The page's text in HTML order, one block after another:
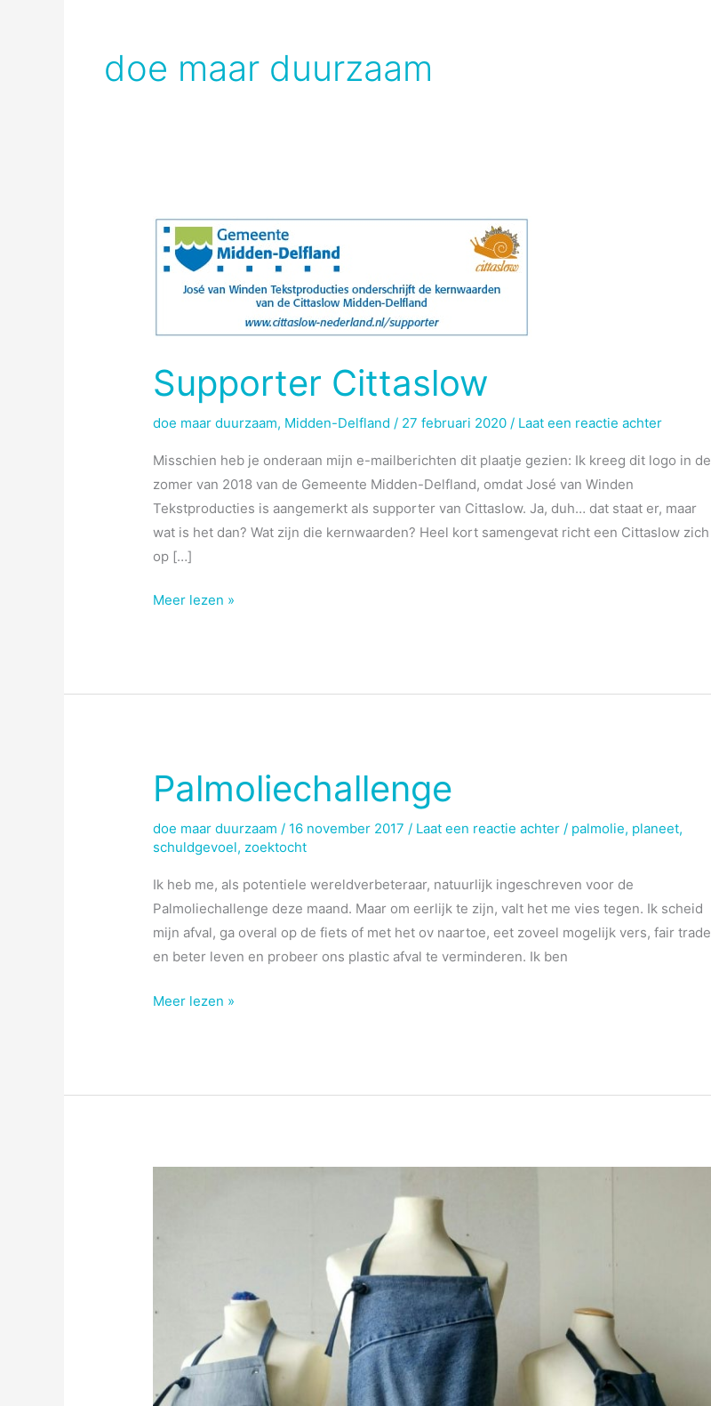
doe maar duurzaam
Supporter Cittaslow
doe maar duurzaam, Midden-Delfland / 27 februari 2020 / Laat een reactie achter
Misschien heb je onderaan mijn e-mailberichten dit plaatje gezien: Ik kreeg dit logo in de
zomer van 2018 van de Gemeente Midden-Delfland, omdat José van Winden
Tekstproducties is aangemerkt als supporter van Cittaslow. Ja, duh… dat staat er, maar
wat is het dan? Wat zijn die kernwaarden? Heel kort samengevat richt een Cittaslow zich
op […]
Supporter
Meer lezen »
Palmoliechallenge
doe maar duurzaam / 16 november 2017/ Laat een reactie achter / palmolie, planeet,
schuldgevoel, zoektocht
Ik heb me, als potentiele wereldverbeteraar, natuurlijk ingeschreven voor de
Palmoliechallenge deze maand. Maar om eerlijk te zijn, valt het me vies tegen. Ik scheid
mijn afval, ga overal op de fiets of met het ov naartoe, eet zoveel mogelijk vers, fair trade
en beter leven en probeer ons plastic afval te verminderen. Ik ben
Palmoliechallenge
Meer lezen »